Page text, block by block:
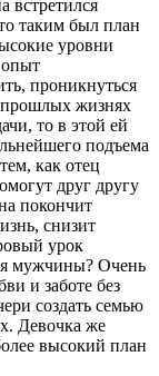
встретился
таким был план
уровни
проникнуться
прошлых жизнях
то в этой ей
подъема
как отец
друг другу
покончит
снизит
урок
мужчины? Очень
и заботе без
создать семью
Девочка же
высокий план